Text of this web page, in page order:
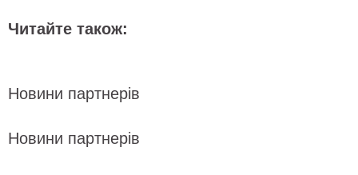
Читайте також:
Новини партнерів
Новини партнерів